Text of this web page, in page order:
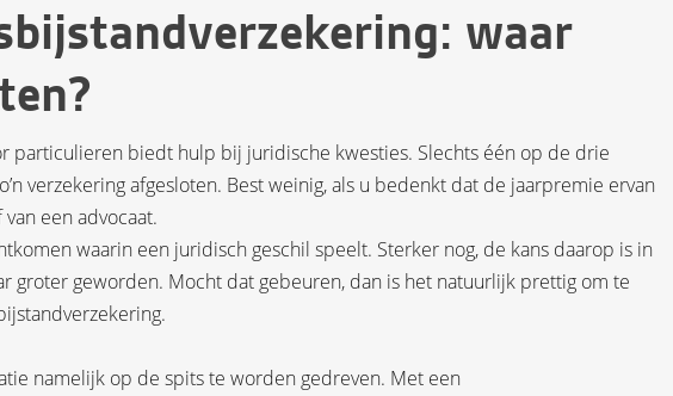
waar
particulieren biedt hulp bij juridische kwesties. Slechts één op de drie
verzekering afgesloten. Best weinig, als u bedenkt dat de jaarpremie ervan
een advocaat.
waarin een juridisch geschil speelt. Sterker nog, de kans daarop is in
groter geworden. Mocht dat gebeuren, dan is het natuurlijk prettig om te
namelijk op de spits te worden gedreven. Met een